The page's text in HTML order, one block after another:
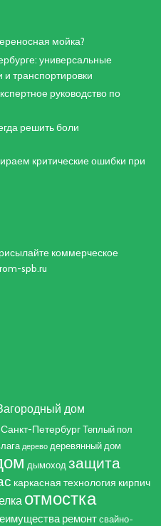
мойка?
универсальные
и транспортировки
руководство по
решить боли
критические ошибки при
коммерческое
spb.ru
дом
Санкт-Петербург Теплый пол
дерево деревянный дом
дымоход защита
каркасная технология кирпич
отмостка
ремонт свайно-